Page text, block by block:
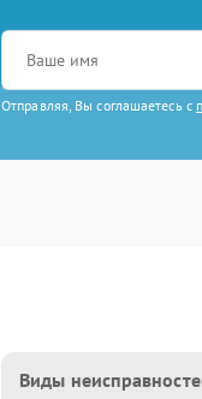
Отправляя, Вы соглашаетесь с
Виды